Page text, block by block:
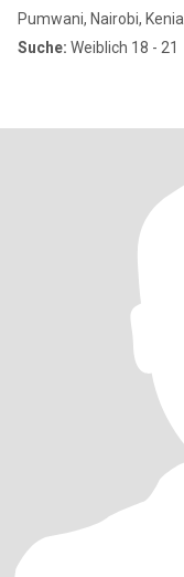
Pumwani, Nairobi, Kenia
Suche: Weiblich 18 - 21